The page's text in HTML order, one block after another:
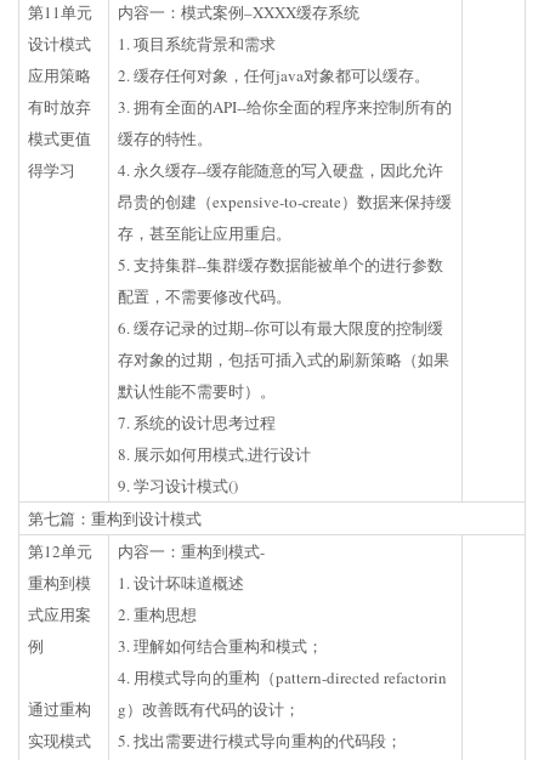
第11单元
设计模式
应用策略
有时放弃
模式更值
得学习
内容一：模式案例–XXXX缓存系统
1. 项目系统背景和需求
2. 缓存任何对象，任何java对象都可以缓存。
3. 拥有全面的API--给你全面的程序来控制所有的
缓存的特性。
4. 永久缓存--缓存能随意的写入硬盘，因此允许
昂贵的创建（expensive-to-create）数据来保持缓
存，甚至能让应用重启。
5. 支持集群--集群缓存数据能被单个的进行参数
配置，不需要修改代码。
6. 缓存记录的过期--你可以有最大限度的控制缓
存对象的过期，包括可插入式的刷新策略（如果
默认性能不需要时）。
7. 系统的设计思考过程
8. 展示如何用模式,进行设计
9. 学习设计模式()
第七篇：重构到设计模式
第12单元
重构到模
式应用案
例
通过重构
实现模式
内容一：重构到模式-
1. 设计坏味道概述
2. 重构思想
3. 理解如何结合重构和模式；
4. 用模式导向的重构（pattern-directed refactorin
g）改善既有代码的设计；
5. 找出需要进行模式导向重构的代码段；